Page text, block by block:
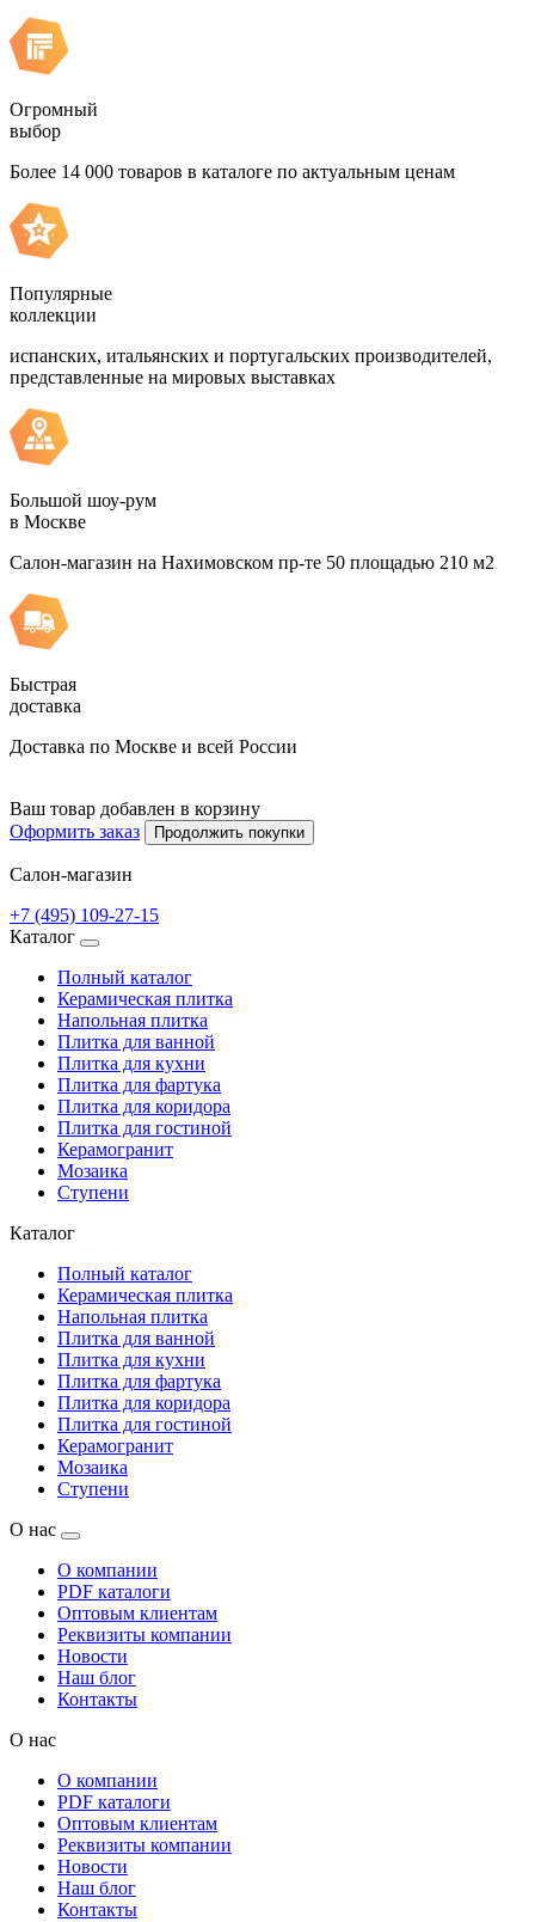
Огромный
выбор
Более 14 000 товаров в каталоге по актуальным ценам
Популярные
коллекции
испанских, итальянских и португальских производителей,
представленные на мировых выставках
Большой шоу-рум
в Москве
Салон-магазин на Нахимовском пр-те 50 площадью 210 м2
Быстрая
доставка
Доставка по Москве и всей России
Ваш товар добавлен в корзину
Оформить заказ
Продолжить покупки
Салон-магазин
+7 (495) 109-27-15
Каталог
Полный каталог
Керамическая плитка
Напольная плитка
Плитка для ванной
Плитка для кухни
Плитка для фартука
Плитка для коридора
Плитка для гостиной
Керамогранит
Мозаика
Ступени
Каталог
Полный каталог
Керамическая плитка
Напольная плитка
Плитка для ванной
Плитка для кухни
Плитка для фартука
Плитка для коридора
Плитка для гостиной
Керамогранит
Мозаика
Ступени
О нас
О компании
PDF каталоги
Оптовым клиентам
Реквизиты компании
Новости
Наш блог
Контакты
О нас
О компании
PDF каталоги
Оптовым клиентам
Реквизиты компании
Новости
Наш блог
Контакты